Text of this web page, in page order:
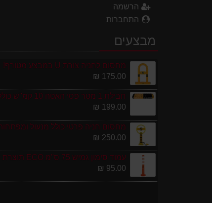
הרשמה
התחברות
מבצעים
מחסום לחניה צורת U במבצע מטורף!
175.00 ₪
199.00 ₪
250.00 ₪
95.00 ₪